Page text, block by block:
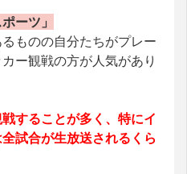
ーツ」
ものの自分たちがプレー
ー観戦の方が人気があり
することが多く、特にイ
試合が生放送されるくら